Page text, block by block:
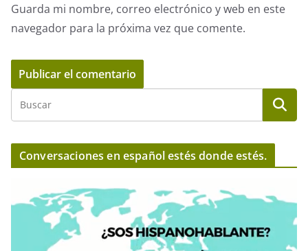
Guarda mi nombre, correo electrónico y web en este
navegador para la próxima vez que comente.
Conversaciones en español estés donde estés.
e